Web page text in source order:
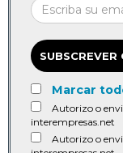
Marcar
Autorizo o
interempresas.net
Autorizo o